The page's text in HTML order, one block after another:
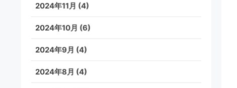
2024年11月 (4)
2024年10月 (6)
2024年9月 (4)
2024年8月 (4)